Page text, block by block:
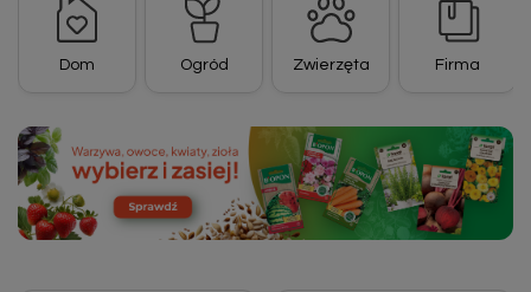
Firma
Dom Ogród Zwierzęta